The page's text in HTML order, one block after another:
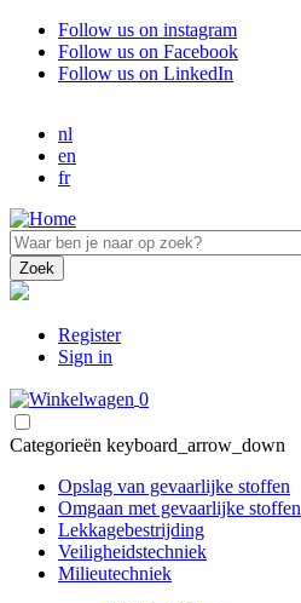
Overslaan
naar
gaan
Follow us on instagram
Follow us on Facebook
Follow us on LinkedIn
nl
en
fr
Register
Sign in
0
Categorieën keyboard_arrow_down
Opslag van gevaarlijke stoffen
Omgaan met gevaarlijke stoffen
Lekkagebestrijding
Veiligheidstechniek
Milieutechniek